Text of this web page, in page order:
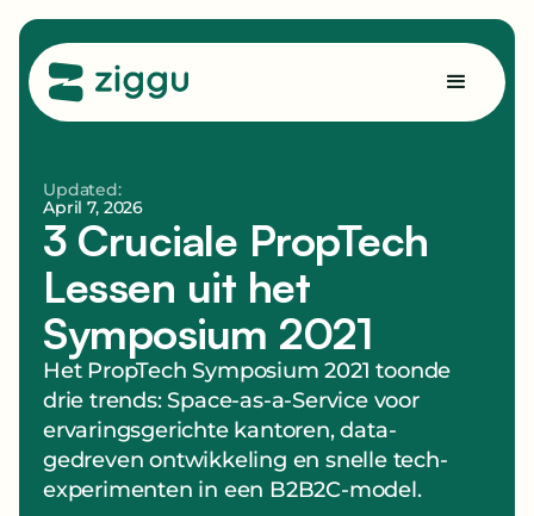
Updated:
April 7, 2026
3 Cruciale PropTech
Lessen uit het
Symposium 2021
Het PropTech Symposium 2021 toonde
drie trends: Space-as-a-Service voor
ervaringsgerichte kantoren, data-
gedreven ontwikkeling en snelle tech-
experimenten in een B2B2C-model.